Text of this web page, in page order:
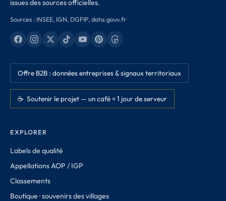
issues des sources officielles.
Sources : INSEE, IGN, DGFIP, data.gouv.fr
Offre B2B : données entreprises & signaux territoriaux
☕ Soutenir le projet — un café = 1 jour de serveur
EXPLORER
Labels de qualité
Appellations AOP / IGP
Classements
Boutique · souvenirs des villages